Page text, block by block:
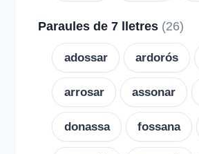
Paraules de 7 lletres (26)
adossar ardorós
arrosar assonar
donassa fossana